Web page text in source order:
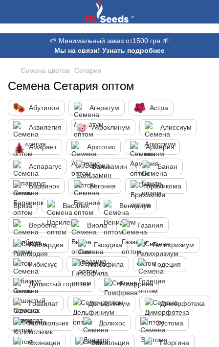
🌱 Минимальный заказ от1500 грн 🌱
Мы на связи! Узнать подробнее
Семена цветов Сетария
Семена Сетария оптом
Абутилон Агератум Астра
Аквилегия Акроклинум Алиссиум
Амарант Арктотис Армерия
Аспарагус Бальзамин Банан
Барвинок Бегония Брахикома
Бриза Василек Венидиум
Вербена Виола Газания
Гайлардия Гвоздика Гелихризиум
Гибискус Гипсофила Годеция
Душистый горошек Гомфрена
Гравилат Дельфиниум Диморфотека
Колокольчик Долихос Эустома
Эхинацея Эшшольция Георгина